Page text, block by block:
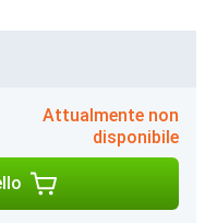
Attualmente non
disponibile